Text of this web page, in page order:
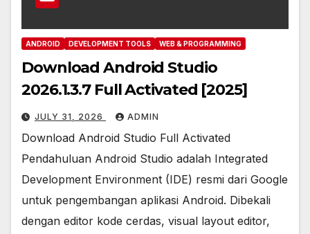
ANDROID DEVELOPMENT TOOLS WEB & PROGRAMMING
Download Android Studio
2026.1.3.7 Full Activated [2025]
JULY 31, 2026 ADMIN
Download Android Studio Full Activated
Pendahuluan Android Studio adalah Integrated
Development Environment (IDE) resmi dari Google
untuk pengembangan aplikasi Android. Dibekali
dengan editor kode cerdas, visual layout editor,